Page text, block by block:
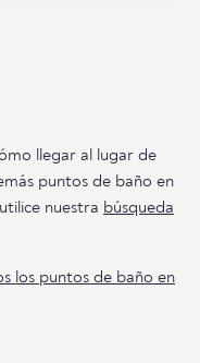
llegar al lugar de
puntos de baño en
nuestra búsqueda
los puntos de baño en